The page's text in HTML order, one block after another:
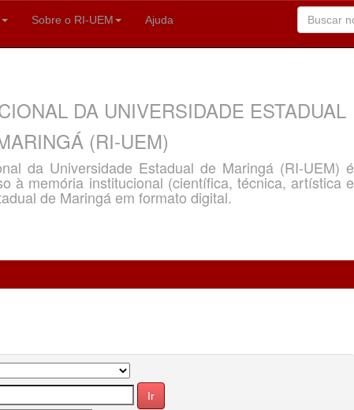
Sobre o RI-UEM Ajuda
DA UNIVERSIDADE ESTADUAL
(RI-UEM)
da Universidade Estadual de Maringá (RI-UEM) é
à memória institucional (científica, técnica, artística e
de Maringá em formato digital.